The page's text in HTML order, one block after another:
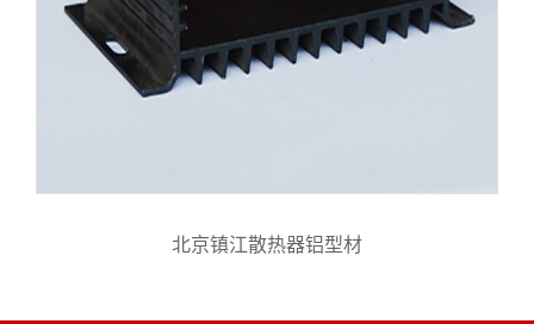
北京镇江散热器铝型材